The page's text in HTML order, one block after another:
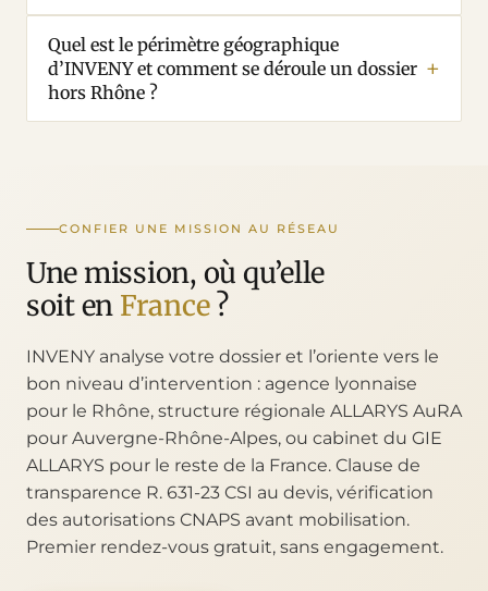
Quel est le périmètre géographique
d’INVENY et comment se déroule un dossier
hors Rhône ?
CONFIER UNE MISSION AU RÉSEAU
Une mission, où qu’elle
soit en France?
INVENY analyse votre dossier et l’oriente vers le
bon niveau d’intervention : agence lyonnaise
pour le Rhône, structure régionale ALLARYS AuRA
pour Auvergne-Rhône-Alpes, ou cabinet du GIE
ALLARYS pour le reste de la France. Clause de
transparence R. 631-23 CSI au devis, vérification
des autorisations CNAPS avant mobilisation.
Premier rendez-vous gratuit, sans engagement.